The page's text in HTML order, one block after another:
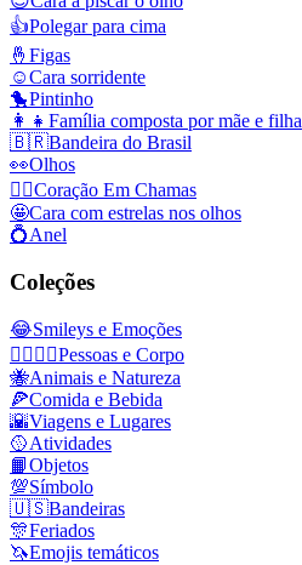
👍Polegar para cima
🤞 Figas
☺️Cara sorridente
🐤Pintinho
👩‍👧 Família composta por mãe e filha
🇧🇷Bandeira do Brasil
👀Olhos
❤️‍🔥Coração Em Chamas
🤩Cara com estrelas nos olhos
💍Anel
Coleções
😂Smileys e Emoções
👩‍❤️‍💋‍👨Pessoas e Corpo
🐝Animais e Natureza
🍕Comida e Bebida
🌇Viagens e Lugares
🥎Atividades
📙Objetos
💯Símbolo
🇺🇸Bandeiras
🎊Feriados
🦄Emojis temáticos